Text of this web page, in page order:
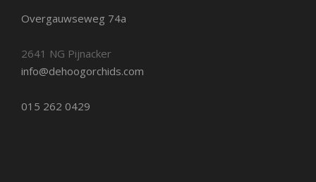
Overgauwseweg 74a
2641 NG Pijnacker
info@dehoogorchids.com
015 262 0429